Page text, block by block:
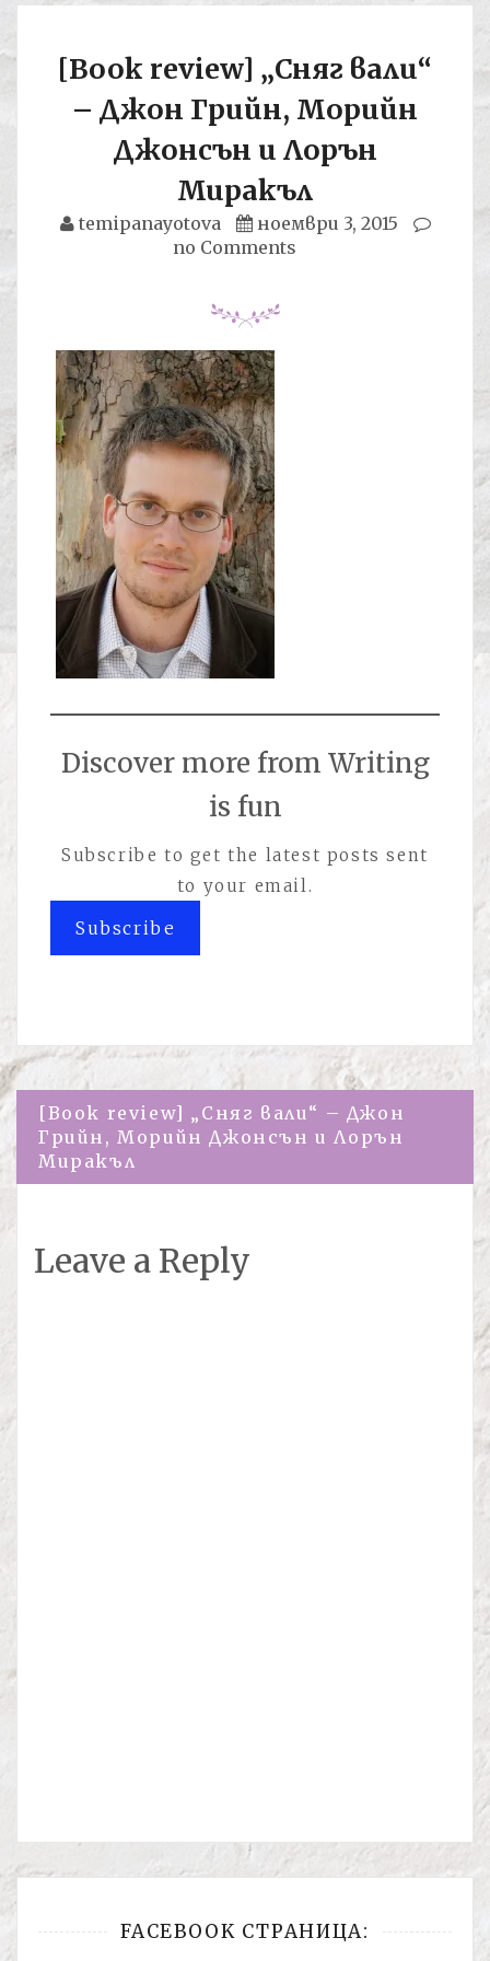
[Book review] „Сняг вали“
– Джон Грийн, Морийн
Джонсън и Лорън
Миракъл
temipanayotova
ноември 3, 2015
no Comments
Discover more from Writing
is fun
Subscribe to get the latest posts sent
to your email.
Subscribe
Навигация
[Book review] „Сняг вали“ – Джон
Грийн, Морийн Джонсън и Лорън
Миракъл
Leave a Reply
FACEBOOK СТРАНИЦА: